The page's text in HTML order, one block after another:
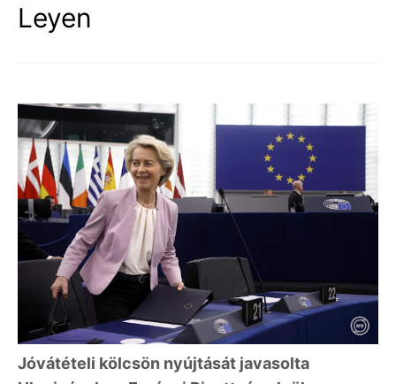
Leyen
Jóvátételi kölcsön nyújtását javasolta